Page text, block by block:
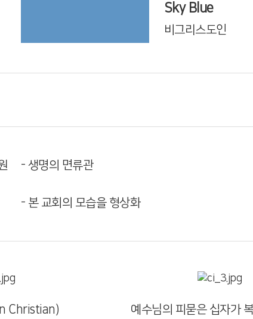
Sky Blue
비그리스도인
- 생명의 면류관
- 본 교회의 모습을 형상화
Christian)
예수님의 피묻은 십자가